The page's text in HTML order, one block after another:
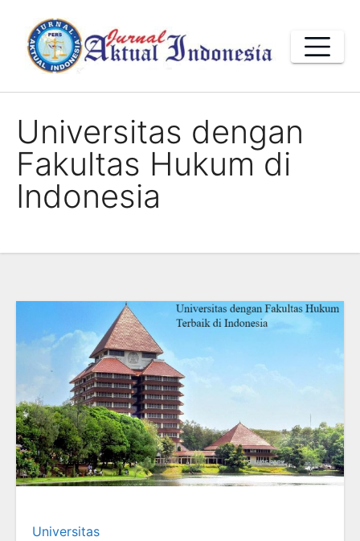
content
Universitas dengan
Fakultas Hukum di
Indonesia
Universitas